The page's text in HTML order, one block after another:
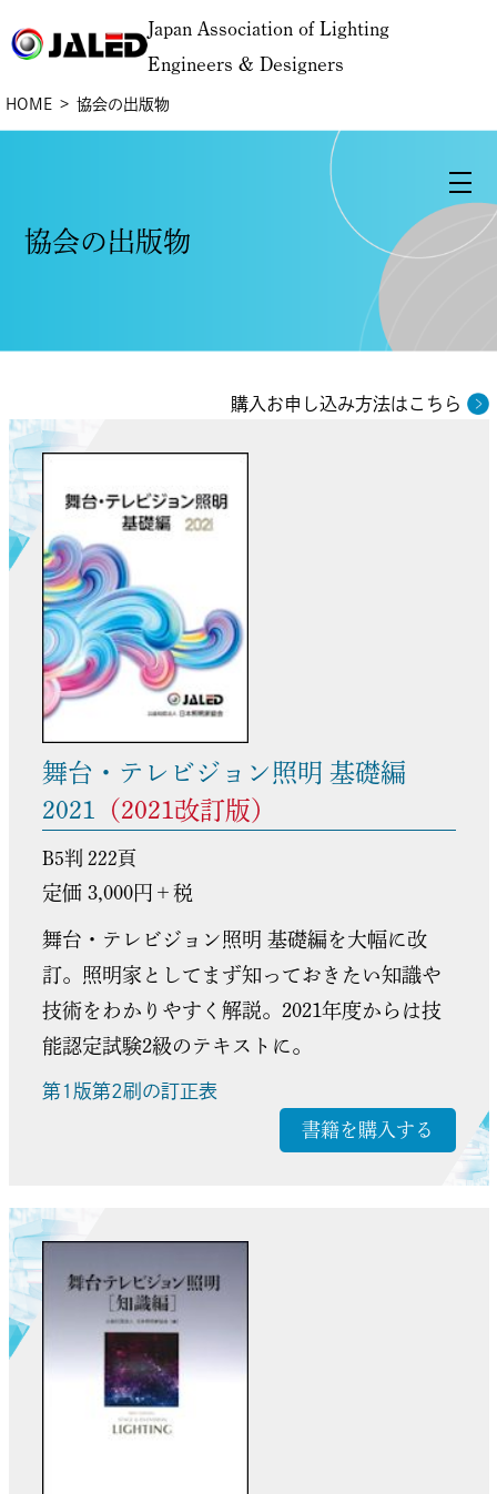
Japan Association of Lighting
Engineers & Designers
HOME 協会の出版物
協会の出版物
購入お申し込み方法はこちら
舞台・テレビジョン照明 基礎編
2021
（2021改訂版）
B5判 222頁
定価 3,000円＋税
舞台・テレビジョン照明 基礎編を大幅に改
訂。照明家としてまず知っておきたい知識や
技術をわかりやすく解説。2021年度からは技
能認定試験2級のテキストに。
第1版第2刷の訂正表
書籍を購入する